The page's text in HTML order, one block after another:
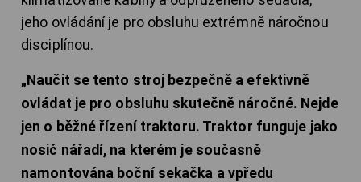
jeho ovládání je pro obsluhu extrémně náročnou
disciplínou.
„Naučit se tento stroj bezpečně a efektivně
ovládat je pro obsluhu skutečně náročné. Nejde
jen o běžné řízení traktoru. Traktor funguje jako
nosič nářadí, na kterém je současně
namontována boční sekačka a vpředu